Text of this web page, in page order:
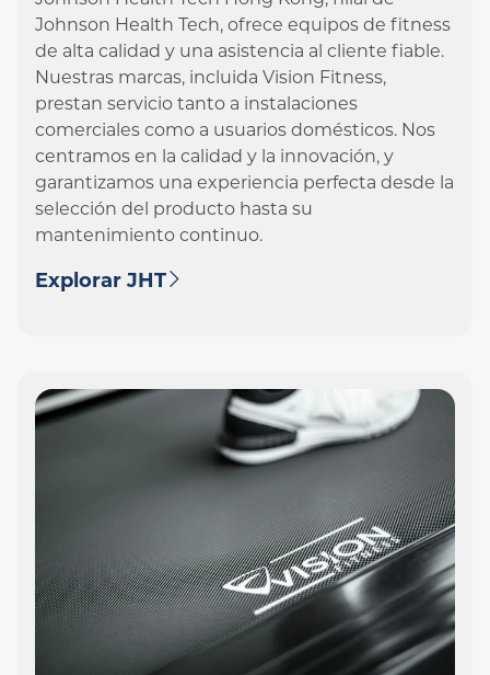
Johnson Health Tech, ofrece equipos de fitness
de alta calidad y una asistencia al cliente fiable.
Nuestras marcas, incluida Vision Fitness,
prestan servicio tanto a instalaciones
comerciales como a usuarios domésticos. Nos
centramos en la calidad y la innovación, y
garantizamos una experiencia perfecta desde la
selección del producto hasta su
mantenimiento continuo.
Explorar JHT